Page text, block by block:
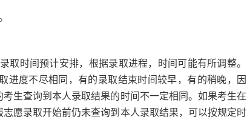
取时间预计安排，根据录取进程，时间可能有所调整。
进度不尽相同，有的录取结束时间较早，有的稍晚，因
生查询到本人录取结果的时间不一定相同。如果考生在
愿录取开始前仍未查询到本人录取结果，可以按规定时